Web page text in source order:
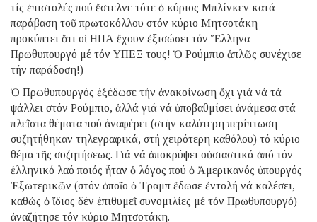
τίς ἐπιστολές πού ἔστελνε τότε ὁ κύριος Μπλίνκεν κατά
παράβαση τοῦ πρωτοκόλλου στόν κύριο Μητσοτάκη
προκύπτει ὅτι οἱ ΗΠΑ ἔχουν ἐξισώσει τόν Ἕλληνα
Πρωθυπουργό μέ τόν ΥΠΕΞ τους! Ὁ Ρούμπιο ἁπλῶς συνέχισε
τήν παράδοση!)
Ὁ Πρωθυπουργός ἐξέδωσε τήν ἀνακοίνωση ὄχι γιά νά τά
ψάλλει στόν Ρούμπιο, ἀλλά γιά νά ὑποβαθμίσει ἀνάμεσα στά
πλεῖστα θέματα πού ἀναφέρει (στήν καλύτερη περίπτωση
συζητήθηκαν τηλεγραφικά, στή χειρότερη καθόλου) τό κύριο
θέμα τῆς συζητήσεως. Γιά νά ἀποκρύψει οὐσιαστικά ἀπό τόν
ἑλληνικό λαό ποιός ἦταν ὁ λόγος πού ὁ Ἀμερικανός ὑπουργός
Ἐξωτερικῶν (στόν ὁποῖο ὁ Τραμπ ἔδωσε ἐντολή νά καλέσει,
καθώς ὁ ἴδιος δέν ἐπιθυμεῖ συνομιλίες μέ τόν Πρωθυπουργό)
ἀναζήτησε τόν κύριο Μητσοτάκη.